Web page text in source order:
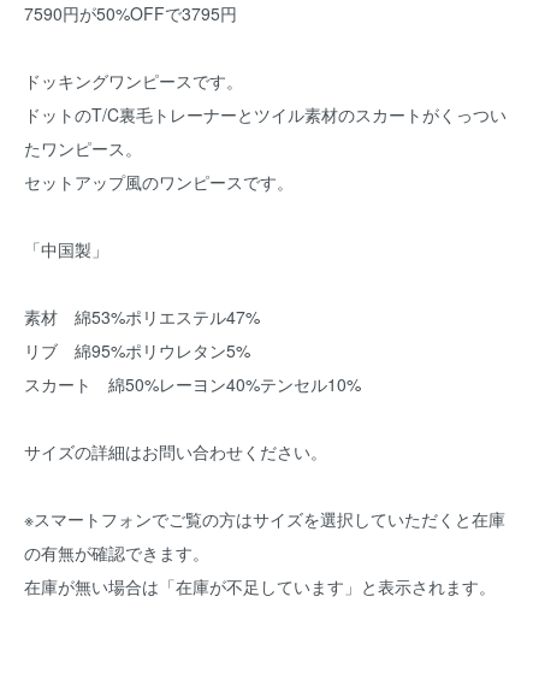
7590円が50%OFFで3795円
ドッキングワンピースです。
ドットのT/C裏毛トレーナーとツイル素材のスカートがくっつい
たワンピース。
セットアップ風のワンピースです。
「中国製」
素材 綿53%ポリエステル47%
リブ 綿95%ポリウレタン5%
スカート 綿50%レーヨン40%テンセル10%
サイズの詳細はお問い合わせください。
※スマートフォンでご覧の方はサイズを選択していただくと在庫
の有無が確認できます。
在庫が無い場合は「在庫が不足しています」と表示されます。